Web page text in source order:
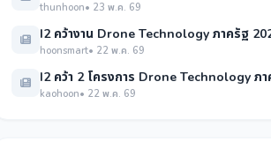
thunhoon• 23 พ.ค. 69
I2 คว้างาน Drone Technology ภาครัฐ
hoonsmart• 22 พ.ค. 69
I2 คว้า 2 โครงการ Drone Technology ภ
kaohoon• 22 พ.ค. 69